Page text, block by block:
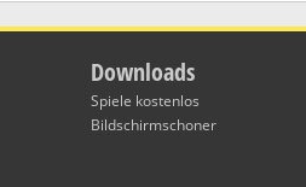
Downloads
Spiele kostenlos
Bildschirmschoner